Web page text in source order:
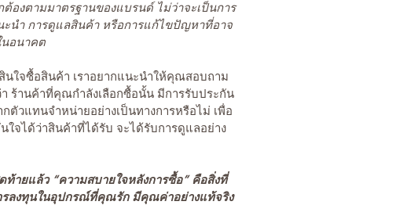
ต้องตามมาตรฐานของแบรนด์ ไม่ว่าจะเป็นการ
ะนำ การดูแลสินค้า หรือการแก้ไขปัญหาที่อาจ
นอนาคต
นใจซื้อสินค้า เราอยากแนะนำให้คุณสอบถาม
ร้านค้าที่คุณกำลังเลือกซื้อนั้น มีการรับประกัน
ตัวแทนจำหน่ายอย่างเป็นทางการหรือไม่ เพื่อ
จได้ว่าสินค้าที่ได้รับ จะได้รับการดูแลอย่าง
ท้ายแล้ว “ความสบายใจหลังการซื้อ” คือสิ่งที่
รลงทุนในอุปกรณ์ที่คุณรัก มีคุณค่าอย่างแท้จริง